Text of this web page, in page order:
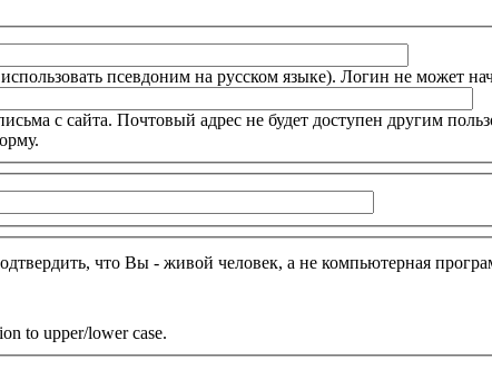
псевдоним на русском языке). Логин не может
с сайта. Почтовый адрес не будет доступен другим
что Вы - живой человек, а не компьютерная
to upper/lower case.